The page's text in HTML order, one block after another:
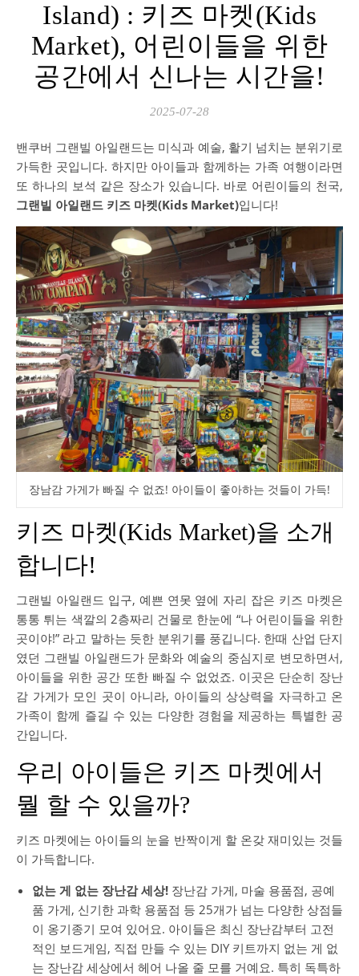
Island) : 키즈 마켓(Kids
Market), 어린이들을 위한
공간에서 신나는 시간을!
2025-07-28
밴쿠버 그랜빌 아일랜드는 미식과 예술, 활기 넘치는 분위기로
가득한 곳입니다. 하지만 아이들과 함께하는 가족 여행이라면
또 하나의 보석 같은 장소가 있습니다. 바로 어린이들의 천국,
그랜빌 아일랜드 키즈 마켓(Kids Market)입니다!
장남감 가게가 빠질 수 없죠! 아이들이 좋아하는 것들이 가득!
키즈 마켓(Kids Market)을 소개
합니다!
그랜빌 아일랜드 입구, 예쁜 연못 옆에 자리 잡은 키즈 마켓은
통통 튀는 색깔의 2층짜리 건물로 한눈에 “나 어린이들을 위한
곳이야!” 라고 말하는 듯한 분위기를 풍깁니다. 한때 산업 단지
였던 그랜빌 아일랜드가 문화와 예술의 중심지로 변모하면서,
아이들을 위한 공간 또한 빠질 수 없었죠. 이곳은 단순히 장난
감 가게가 모인 곳이 아니라, 아이들의 상상력을 자극하고 온
가족이 함께 즐길 수 있는 다양한 경험을 제공하는 특별한 공
간입니다.
우리 아이들은 키즈 마켓에서
뭘 할 수 있을까?
키즈 마켓에는 아이들의 눈을 반짝이게 할 온갖 재미있는 것들
이 가득합니다.
없는 게 없는 장난감 세상! 장난감 가게, 마술 용품점, 공예
품 가게, 신기한 과학 용품점 등 25개가 넘는 다양한 상점들
이 옹기종기 모여 있어요. 아이들은 최신 장난감부터 고전
적인 보드게임, 직접 만들 수 있는 DIY 키트까지 없는 게 없
는 장난감 세상에서 헤어 나올 줄 모를 거예요. 특히 독특하